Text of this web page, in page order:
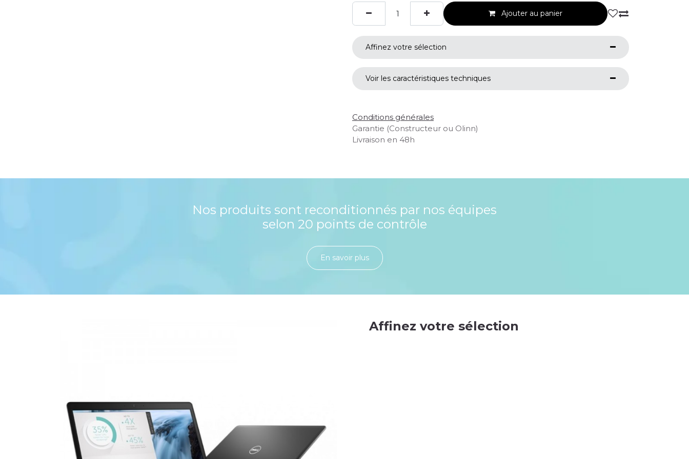
Ajouter au panier
Affinez votre sélection
Voir les caractéristiques techniques
Conditions générales
Garantie (Constructeur ou Olinn)
Livraison en 48h
Nos produits sont reconditionnés par nos équipes
selon 20 points de contrôle
En savoir plu​​​​​​​​​​​​​​​​s
Affinez votre sélection